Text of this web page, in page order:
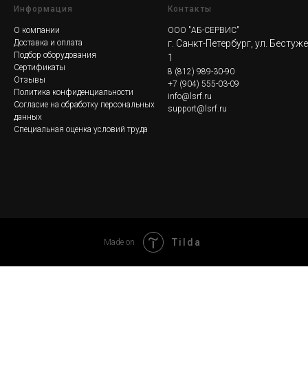
Информация
О компании
Доставка и оплата
Подбор оборудования
Сертификаты
Отзывы
Политика конфиденциальности
Согласие на обработку персональных
данных
Специальная оценка условий труда
Контакты
ООО "АБ-СЕРВИС"
г. Санкт-Петербург, ул.
1
8 (812) 989-30-90
+7 (904) 555-03-09
info@lsrf.ru
support@lsrf.ru
Made on Tilda